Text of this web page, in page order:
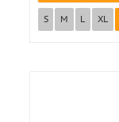
S M L XL